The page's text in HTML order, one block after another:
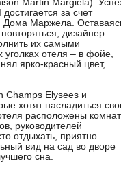
за счет
Дома Маржела.
дизайнер
их самыми
отеля – в фойе,
ярко-красный цвет,
Champs Elysees и
хотят насладиться
расположены
руководителей
отдыхать, приятно
вид на сад во дворе
сна.